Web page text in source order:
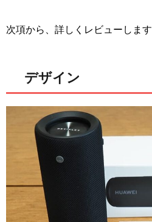
次項から、詳しくレビューします
デザイン